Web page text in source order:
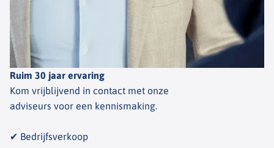
Ruim 30 jaar ervaring
Kom vrijblijvend in contact met onze
adviseurs voor een kennismaking.
✔ Bedrijfsverkoop